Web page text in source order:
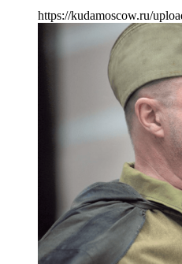
https://kudamoscow.ru/